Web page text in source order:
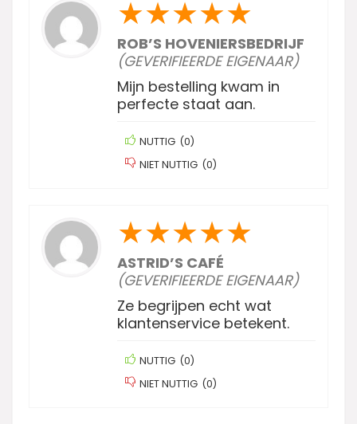
★★★★★
ROB’S HOVENIERSBEDRIJF
(GEVERIFIEERDE EIGENAAR)
Mijn bestelling kwam in
perfecte staat aan.
NUTTIG (0)
NIET NUTTIG (0)
★★★★★
ASTRID’S CAFÉ
(GEVERIFIEERDE EIGENAAR)
Ze begrijpen echt wat
klantenservice betekent.
NUTTIG (0)
NIET NUTTIG (0)